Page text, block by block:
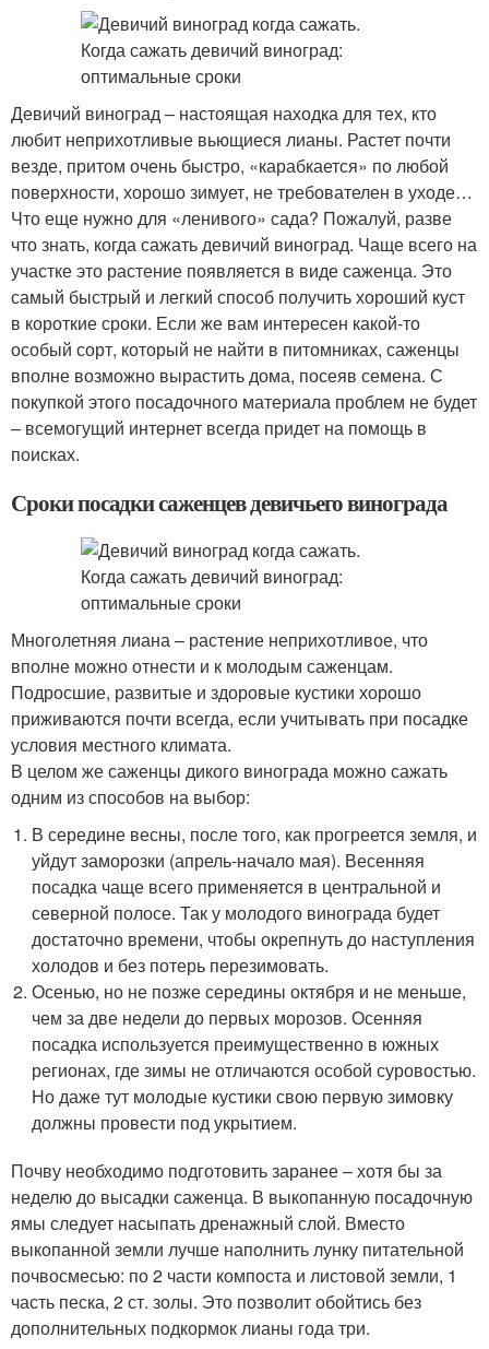
Девичий виноград – настоящая находка для тех, кто
любит неприхотливые вьющиеся лианы. Растет почти
везде, притом очень быстро, «карабкается» по любой
поверхности, хорошо зимует, не требователен в уходе…
Что еще нужно для «ленивого» сада? Пожалуй, разве
что знать, когда сажать девичий виноград. Чаще всего на
участке это растение появляется в виде саженца. Это
самый быстрый и легкий способ получить хороший куст
в короткие сроки. Если же вам интересен какой-то
особый сорт, который не найти в питомниках, саженцы
вполне возможно вырастить дома, посеяв семена. С
покупкой этого посадочного материала проблем не будет
– всемогущий интернет всегда придет на помощь в
поисках.
Сроки посадки саженцев девичьего винограда
Многолетняя лиана – растение неприхотливое, что
вполне можно отнести и к молодым саженцам.
Подросшие, развитые и здоровые кустики хорошо
приживаются почти всегда, если учитывать при посадке
условия местного климата.
В целом же саженцы дикого винограда можно сажать
одним из способов на выбор:
В середине весны, после того, как прогреется земля, и
уйдут заморозки (апрель-начало мая). Весенняя
посадка чаще всего применяется в центральной и
северной полосе. Так у молодого винограда будет
достаточно времени, чтобы окрепнуть до наступления
холодов и без потерь перезимовать.
Осенью, но не позже середины октября и не меньше,
чем за две недели до первых морозов. Осенняя
посадка используется преимущественно в южных
регионах, где зимы не отличаются особой суровостью.
Но даже тут молодые кустики свою первую зимовку
должны провести под укрытием.
Почву необходимо подготовить заранее – хотя бы за
неделю до высадки саженца. В выкопанную посадочную
ямы следует насыпать дренажный слой. Вместо
выкопанной земли лучше наполнить лунку питательной
почвосмесью: по 2 части компоста и листовой земли, 1
часть песка, 2 ст. золы. Это позволит обойтись без
дополнительных подкормок лианы года три.